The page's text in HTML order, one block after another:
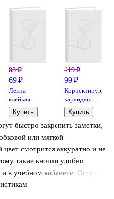
быстро закрепить заметки,
или мягкой
смотрится аккуратно и не
такие кнопки удобно
в учебном кабинете. Острый
в основу, а шляпка
83 ₽
69 ₽
Лента
клейкая
прозрачная,
18 мм х 33 м,
GoodMark
Купить
119 ₽
99 ₽
карандаш
GoodMark, 8
мл,
металлический
Купить